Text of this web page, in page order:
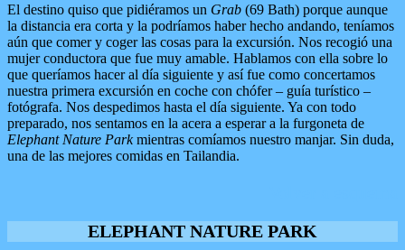
El destino quiso que pidiéramos un Grab (69 Bath) porque aunque
la distancia era corta y la podríamos haber hecho andando, teníamos
aún que comer y coger las cosas para la excursión. Nos recogió una
mujer conductora que fue muy amable. Hablamos con ella sobre lo
que queríamos hacer al día siguiente y así fue como concertamos
nuestra primera excursión en coche con chófer – guía turístico –
fotógrafa. Nos despedimos hasta el día siguiente. Ya con todo
preparado, nos sentamos en la acera a esperar a la furgoneta de
Elephant Nature Parkmientras comíamos nuestro manjar. Sin duda,
una de las mejores comidas en Tailandia.
ELEPHANT NATURE PARK